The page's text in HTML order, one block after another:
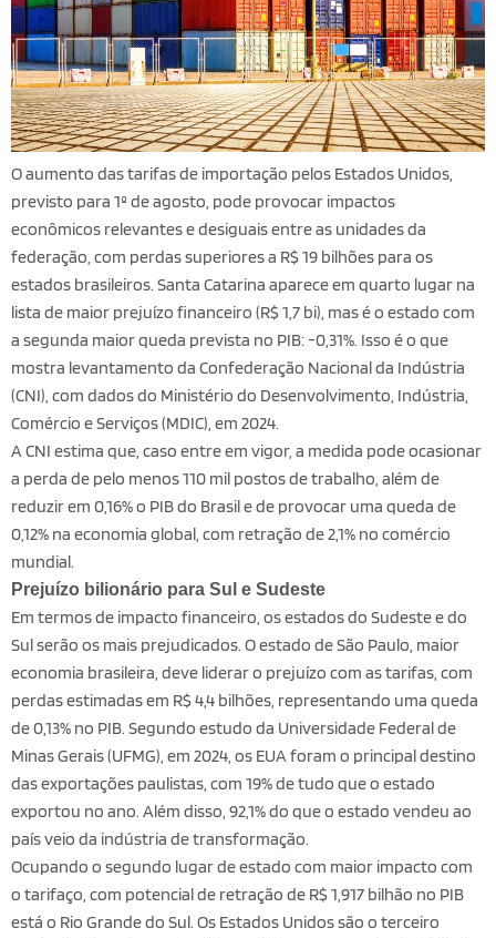
O aumento das tarifas de importação pelos Estados Unidos,
previsto para 1º de agosto, pode provocar impactos
econômicos relevantes e desiguais entre as unidades da
federação, com perdas superiores a R$ 19 bilhões para os
estados brasileiros. Santa Catarina aparece em quarto lugar na
lista de maior prejuízo financeiro (R$ 1,7 bi), mas é o estado com
a segunda maior queda prevista no PIB: -0,31%. Isso é o que
mostra levantamento da Confederação Nacional da Indústria
(CNI), com dados do Ministério do Desenvolvimento, Indústria,
Comércio e Serviços (MDIC), em 2024.
A CNI estima que, caso entre em vigor, a medida pode ocasionar
a perda de pelo menos 110 mil postos de trabalho, além de
reduzir em 0,16% o PIB do Brasil e de provocar uma queda de
0,12% na economia global, com retração de 2,1% no comércio
mundial.
Prejuízo bilionário para Sul e Sudeste
Em termos de impacto financeiro, os estados do Sudeste e do
Sul serão os mais prejudicados. O estado de São Paulo, maior
economia brasileira, deve liderar o prejuízo com as tarifas, com
perdas estimadas em R$ 4,4 bilhões, representando uma queda
de 0,13% no PIB. Segundo estudo da Universidade Federal de
Minas Gerais (UFMG), em 2024, os EUA foram o principal destino
das exportações paulistas, com 19% de tudo que o estado
exportou no ano. Além disso, 92,1% do que o estado vendeu ao
país veio da indústria de transformação.
Ocupando o segundo lugar de estado com maior impacto com
o tarifaço, com potencial de retração de R$ 1,917 bilhão no PIB
está o Rio Grande do Sul. Os Estados Unidos são o terceiro